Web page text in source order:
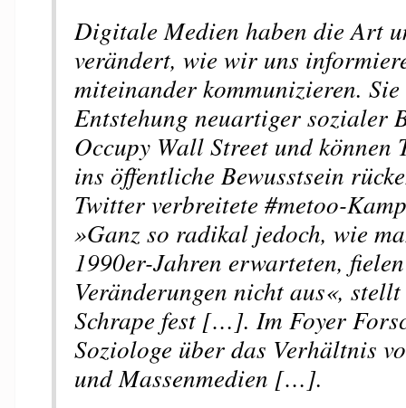
Digitale Medien haben die Art
verändert, wie wir uns
miteinander kommunizieren.
Entstehung neuartiger sozialer
Occupy Wall Street und können
ins öffentliche Bewusstsein
Twitter verbreitete #metoo-
»Ganz so radikal jedoch, wie
1990er-Jahren erwarteten,
Veränderungen nicht aus«,
Schrape fest […]. Im Foyer
Soziologe über das Verhältnis
und Massenmedien […].